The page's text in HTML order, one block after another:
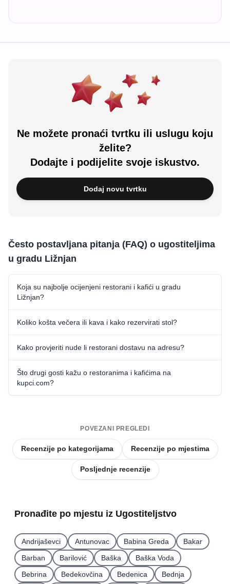
Ne možete pronaći tvrtku ili uslugu koju
želite?
Dodajte i podijelite svoje iskustvo.
Dodaj novu tvrtku
Često postavljana pitanja (FAQ) o ugostiteljima
u gradu Ližnjan
Koja su najbolje ocijenjeni restorani i kafići u gradu
Ližnjan?
Koliko košta večera ili kava i kako rezervirati stol?
Kako provjeriti nude li restorani dostavu na adresu?
Što drugi gosti kažu o restoranima i kafićima na
kupci.com?
POVEZANI PREGLEDI
Recenzije po kategorijama Recenzije po mjestima
Posljednje recenzije
Pronađite po mjestu iz Ugostiteljstvo
Andrijaševci Antunovac Babina Greda
Bakar
Barban
Barilović Baška
Baška Voda
Bebrina
Bedekovčina Bedenica
Bednja